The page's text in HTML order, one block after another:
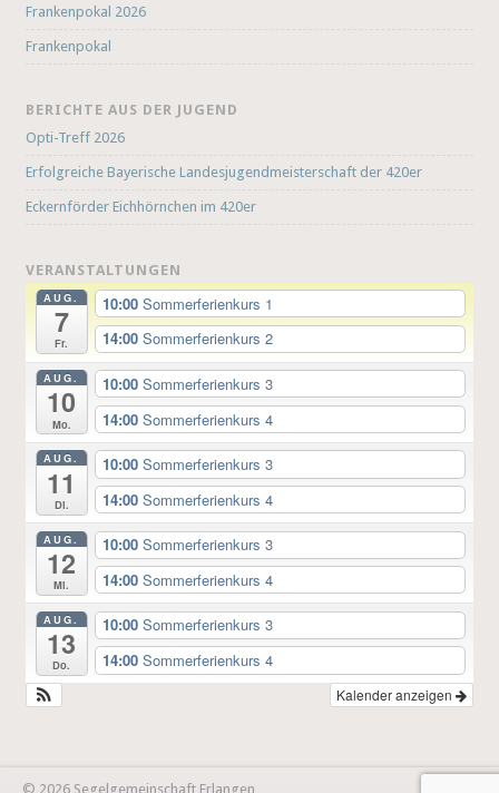
Frankenpokal 2026
Frankenpokal
BERICHTE AUS DER JUGEND
Opti-Treff 2026
Erfolgreiche Bayerische Landesjugendmeisterschaft der 420er
Eckernförder Eichhörnchen im 420er
VERANSTALTUNGEN
AUG.
7
Fr.
10:00 Sommerferienkurs 1
14:00 Sommerferienkurs 2
AUG.
10
Mo.
10:00 Sommerferienkurs 3
14:00 Sommerferienkurs 4
AUG.
11
Di.
10:00 Sommerferienkurs 3
14:00 Sommerferienkurs 4
AUG.
12
Mi.
10:00 Sommerferienkurs 3
14:00 Sommerferienkurs 4
AUG.
13
Do.
10:00 Sommerferienkurs 3
14:00 Sommerferienkurs 4
Kalender anzeigen
© 2026 Segelgemeinschaft Erlangen